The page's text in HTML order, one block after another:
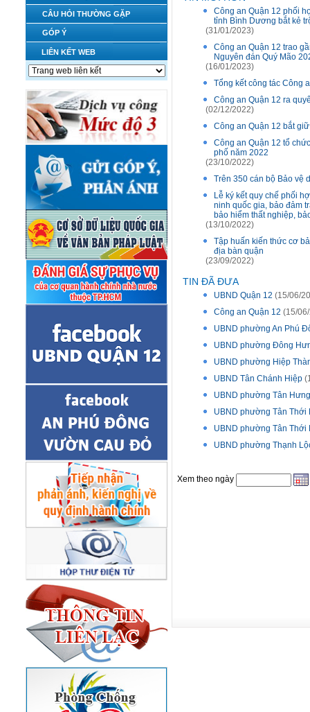
CÂU HỎI THƯỜNG GẶP
GÓP Ý
LIÊN KẾT WEB
Công an Quận 12 phối
tỉnh Bình Dương bắt kẻ
(31/01/2023)
Công an Quận 12 trao
Nguyên đán Quý Mão
(16/01/2023)
Tổng kết công tác Công
Công an Quận 12 ra
(02/12/2022)
Công an Quận 12 bắt
Công an Quận 12 tổ
phố năm 2022
(23/10/2022)
Trên 350 cán bộ Bảo vệ
Lễ ký kết quy chế phối
ninh quốc gia, bảo đảm
bảo hiểm thất nghiệp,
(13/10/2022)
Tập huấn kiến thức cơ
địa bàn quận
(23/09/2022)
TIN ĐÃ ĐƯA
UBND Quận 12 (15/06/
Công an Quận 12 (15/
UBND phường An Phú
UBND phường Đông
UBND phường Hiệp
UBND Tân Chánh Hiệp
UBND phường Tân
UBND phường Tân Thới
UBND phường Tân Thới
UBND phường Thạnh
Xem theo ngày